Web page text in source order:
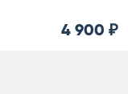
4 900 ₽